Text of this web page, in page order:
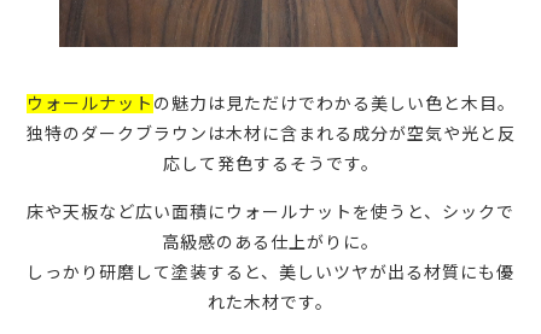
ウォールナット の魅力は見ただけでわかる美しい色と木目。
独特のダークブラウンは木材に含まれる成分が空気や光と反
応して発色するそうです。
床や天板など広い面積にウォールナットを使うと、シックで
高級感のある仕上がりに。
しっかり研磨して塗装すると、美しいツヤが出る材質にも優
れた木材です。